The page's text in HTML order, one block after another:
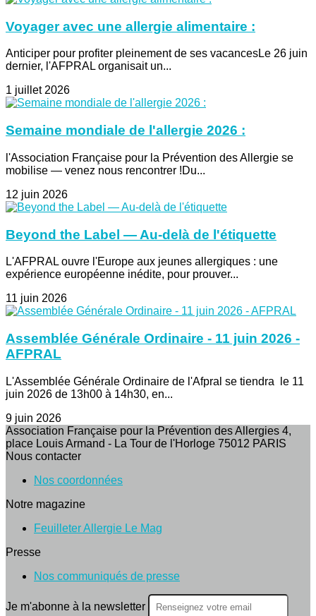
Voyager avec une allergie alimentaire :
Anticiper pour profiter pleinement de ses vacancesLe 26 juin
dernier, l'AFPRAL organisait un...
1 juillet 2026
Semaine mondiale de l'allergie 2026 :
l'Association Française pour la Prévention des Allergie se
mobilise — venez nous rencontrer !Du...
12 juin 2026
Beyond the Label — Au-delà de l'étiquette
L'AFPRAL ouvre l'Europe aux jeunes allergiques : une
expérience européenne inédite, pour prouver...
11 juin 2026
Assemblée Générale Ordinaire - 11 juin 2026 -
AFPRAL
L'Assemblée Générale Ordinaire de l'Afpral se tiendra le 11
juin 2026 de 13h00 à 14h30, en...
9 juin 2026
Association Française pour la Prévention des Allergies 4,
place Louis Armand - La Tour de l'Horloge 75012 PARIS
Nous contacter
Nos coordonnées
Notre magazine
Feuilleter Allergie Le Mag
Presse
Nos communiqués de presse
Je m'abonne à la newsletter